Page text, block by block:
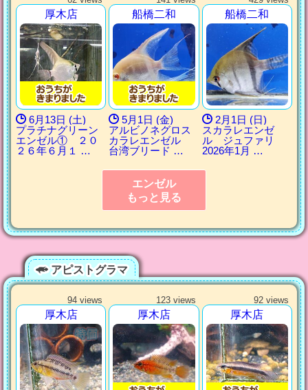
厚木店
6月13日 (土)
プラチナグリーン
エンゼル① ２０
２６年６月１ …
船橋二和
5月1日 (金)
アルビノネグロス
カラレエンゼル
台湾ブリード …
船橋二和
2月1日 (日)
スカラレエンゼ
ル ジュファリ
2026年1月 …
エンゼル
もっと見る
アピストグラマ
94 views
厚木店
123 views
厚木店
92 views
厚木店